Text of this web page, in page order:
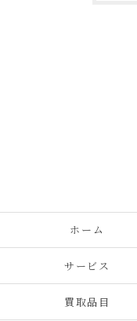
ホーム
サービス
買取品目